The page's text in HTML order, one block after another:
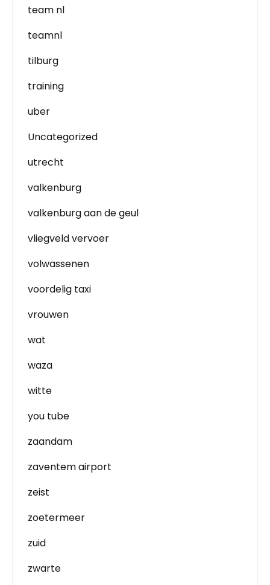
team nl
teamnl
tilburg
training
uber
Uncategorized
utrecht
valkenburg
valkenburg aan de geul
vliegveld vervoer
volwassenen
voordelig taxi
vrouwen
wat
waza
witte
you tube
zaandam
zaventem airport
zeist
zoetermeer
zuid
zwarte